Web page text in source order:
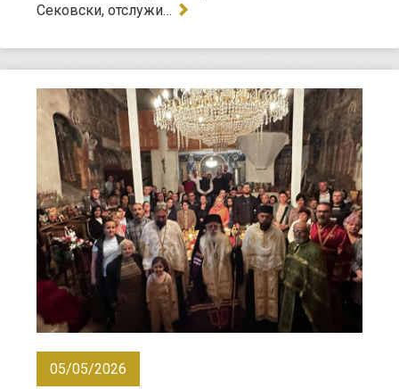
Сековски, отслужи…
05/05/2026